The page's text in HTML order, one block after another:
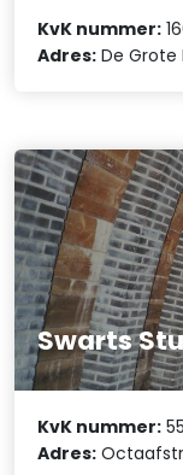
KvK nummer:
Adres: De Grote
Swarts
KvK nummer:
Adres: